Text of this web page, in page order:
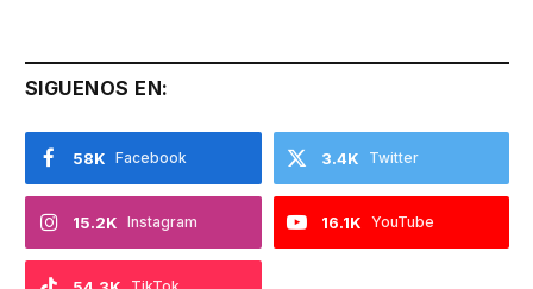
SIGUENOS EN:
Facebook
58K Twitter
3.4K
Instagram
15.2K YouTube
16.1K